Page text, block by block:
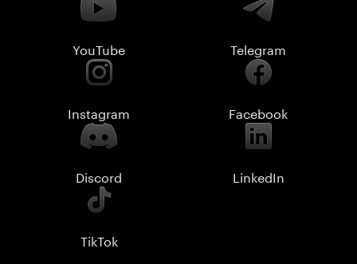
YouTube Telegram
Instagram Facebook
Discord LinkedIn
TikTok